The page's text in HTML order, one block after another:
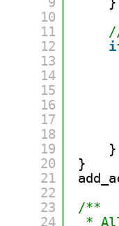
10
11
12
13
14
15
16
17
18
19
20
21
22
23
24
}
}
/**
*